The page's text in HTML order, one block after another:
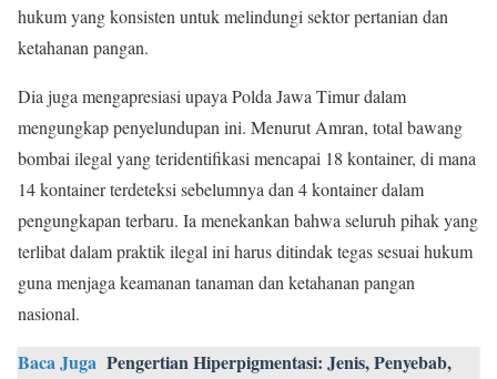
hukum yang konsisten untuk melindungi sektor pertanian dan
ketahanan pangan.
Dia juga mengapresiasi upaya Polda Jawa Timur dalam
mengungkap penyelundupan ini. Menurut Amran, total bawang
bombai ilegal yang teridentifikasi mencapai 18 kontainer, di mana
14 kontainer terdeteksi sebelumnya dan 4 kontainer dalam
pengungkapan terbaru. Ia menekankan bahwa seluruh pihak yang
terlibat dalam praktik ilegal ini harus ditindak tegas sesuai hukum
guna menjaga keamanan tanaman dan ketahanan pangan
nasional.
Baca Juga Pengertian Hiperpigmentasi: Jenis, Penyebab,